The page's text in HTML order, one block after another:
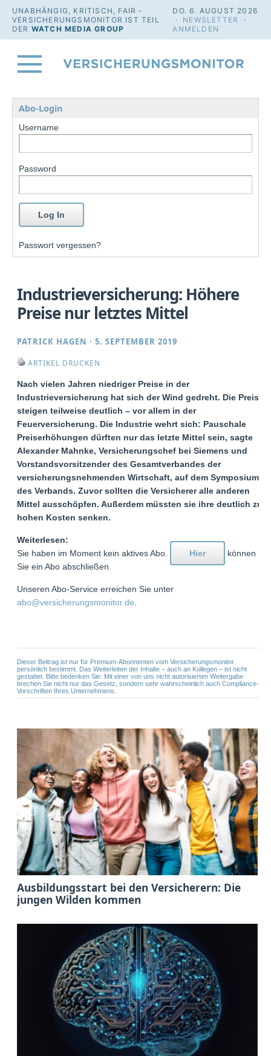
UNABHÄNGIG, KRITISCH, FAIR -
VERSICHERUNGSMONITOR IST TEIL
DER WATCH MEDIA GROUP
DO. 6. AUGUST 2026
· NEWSLETTER
·
ANMELDEN
Abo-Login
Username
Password
Passwort vergessen?
Industrieversicherung: Höhere
Preise nur letztes Mittel
PATRICK HAGEN ·5. SEPTEMBER 2019
ARTIKEL DRUCKEN
Nach vielen Jahren niedriger Preise in der
Industrieversicherung hat sich der Wind gedreht. Die Preise
steigen teilweise deutlich – vor allem in der
Feuerversicherung. Die Industrie wehrt sich: Pauschale
Preiserhöhungen dürften nur das letzte Mittel sein, sagte
Alexander Mahnke, Versicherungschef bei Siemens und
Vorstandsvorsitzender des Gesamtverbandes der
versicherungsnehmenden Wirtschaft, auf dem Symposium
des Verbands. Zuvor sollten die Versicherer alle anderen
Mittel ausschöpfen. Außerdem müssten sie ihre deutlich zu
hohen Kosten senken.
Weiterlesen:
Sie haben im Moment kein aktives Abo.
Hier
können
Sie ein Abo abschließen.
Unseren Abo-Service erreichen Sie unter
abo@versicherungsmonitor.de
Dieser Beitrag ist nur für Premium-Abonnenten vom Versicherungsmonitor
persönlich bestimmt. Das Weiterleiten der Inhalte – auch an Kollegen – ist nicht
gestattet. Bitte bedenken Sie: Mit einer von uns nicht autorisierten Weitergabe
brechen Sie nicht nur das Gesetz, sondern sehr wahrscheinlich auch Compliance-
Vorschriften Ihres Unternehmens.
Ausbildungsstart bei den Versicherern: Die
jungen Wilden kommen